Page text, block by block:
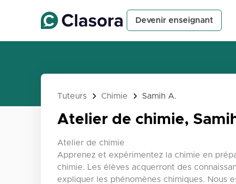
Devenir enseignant
Tuteurs Chimie Samih A.
Atelier de chimie,
Atelier de chimie
Apprenez et expérimentez la chimie en
chimie. Les élèves acquerront des
expliquer les phénomènes chimiques. Nous